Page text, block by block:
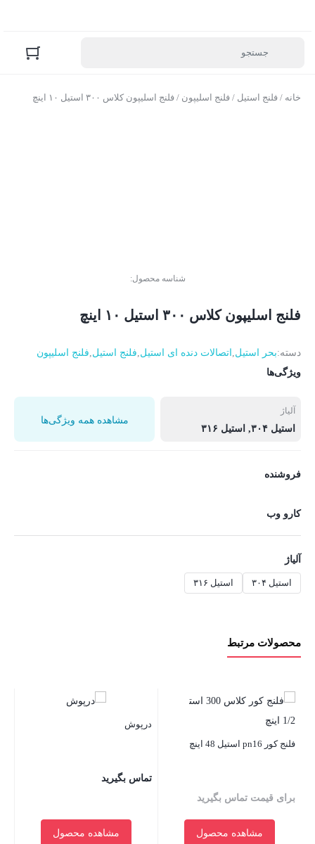
خانه / فلنج استیل / فلنج اسلیپون / فلنج اسلیپون کلاس ۳۰۰ استیل ۱۰ اینچ
شناسه محصول:
فلنج اسلیپون کلاس ۳۰۰ استیل ۱۰ اینچ
دسته:بحر استیل, اتصالات دنده ای استیل,فلنج استیل,فلنج اسلیپون
ویژگی‌ها
آلیاژ
استیل ۳۰۴, استیل ۳۱۶
مشاهده همه ویژگی‌ها
فروشنده
کارو وب
آلیاژ
استیل ۳۰۴ استیل ۳۱۶
محصولات مرتبط
فلنج کور pn16 استیل 48 اینچ
برای قیمت تماس بگیرید
مشاهده محصول
درپوش
تماس بگیرید
مشاهده محصول